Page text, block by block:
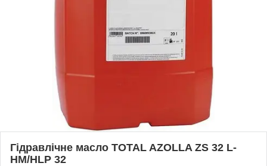
Гідравлічне масло TOTAL AZOLLA ZS 32 L-
HM/HLP 32